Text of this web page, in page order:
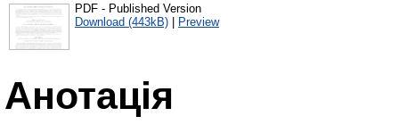
PDF - Published Version
Download (443kB) | Preview
Анотація